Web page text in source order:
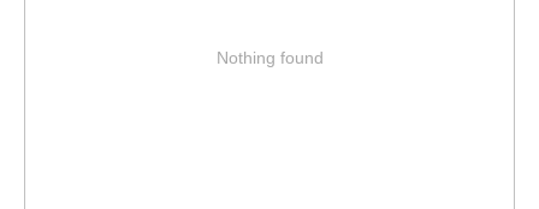
Nothing found